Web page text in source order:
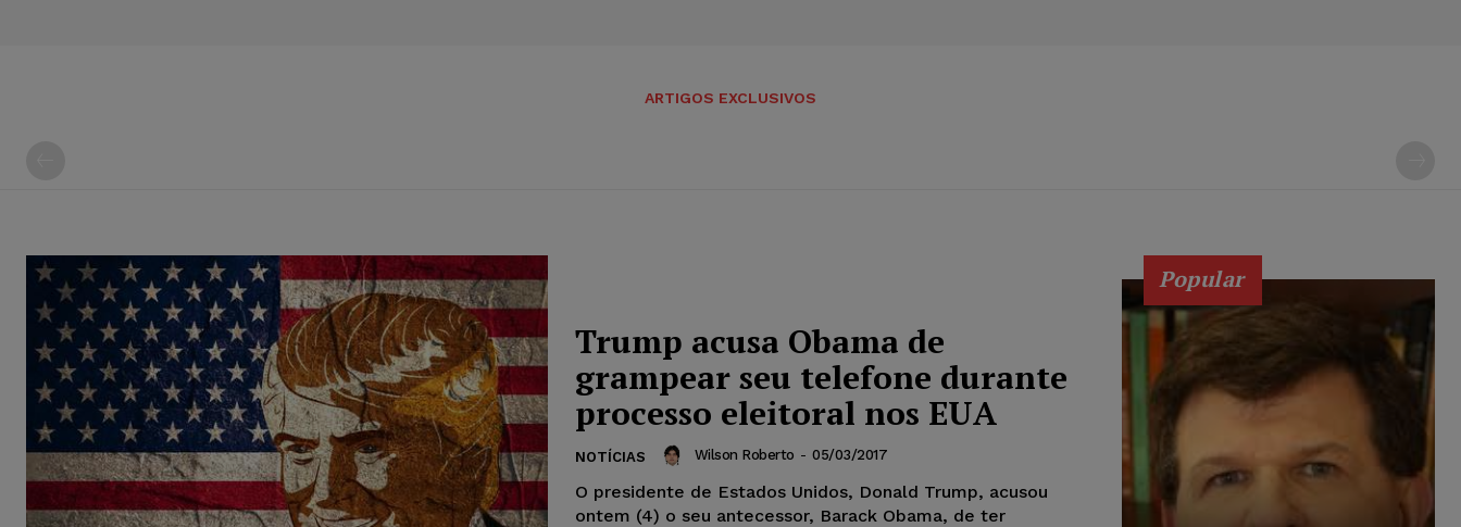
ARTIGOS EXCLUSIVOS
Trump acusa Obama de
grampear seu telefone durante
processo eleitoral nos EUA
NOTÍCIAS Wilson Roberto - 05/03/2017
O presidente de Estados Unidos, Donald Trump, acusou
ontem (4) o seu antecessor, Barack Obama, de ter
Popular